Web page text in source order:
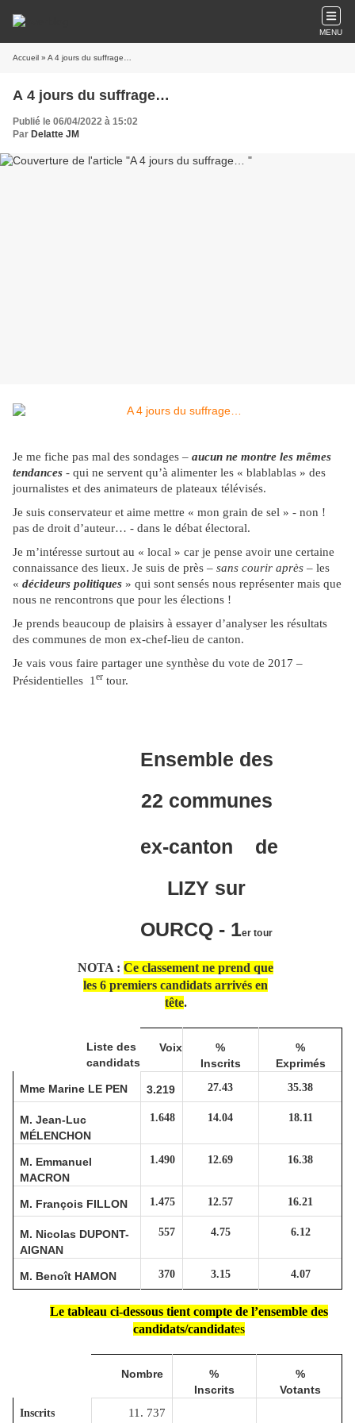
MENU
Accueil » A 4 jours du suffrage…
A 4 jours du suffrage…
Publié le 06/04/2022 à 15:02
Par Delatte JM
Je me fiche pas mal des sondages – aucun ne montre les mêmes
tendances - qui ne servent qu’à alimenter les « blablablas » des
journalistes et des animateurs de plateaux télévisés.
Je suis conservateur et aime mettre « mon grain de sel » - non !
pas de droit d’auteur… - dans le débat électoral.
Je m’intéresse surtout au « local » car je pense avoir une certaine
connaissance des lieux. Je suis de près – sans courir après – les
« décideurs politiques » qui sont sensés nous représenter mais que
nous ne rencontrons que pour les élections !
Je prends beaucoup de plaisirs à essayer d’analyser les résultats
des communes de mon ex-chef-lieu de canton.
Je vais vous faire partager une synthèse du vote de 2017 –
Présidentielles 1 er tour.
Ensemble des
22 communes
ex-canton de
LIZY sur
OURCQ - 1er tour
NOTA : Ce classement ne prend que
les 6 premiers candidats arrivés en
tête.
Liste des
candidats
Voix
%
Inscrits
%
Exprimés
Mme Marine LE PEN
3.219 27.43 35.38
M. Jean-Luc
MÉLENCHON
1.648 14.04 18.11
M. Emmanuel
MACRON
1.490 12.69 16.38
M. François FILLON 1.475 12.57 16.21
M. Nicolas DUPONT-
AIGNAN
557 4.75 6.12
M. Benoît HAMON 370 3.15 4.07
Le tableau ci-dessous tient compte de l’ensemble des
candidats/candidates
Nombre
%
Inscrits
%
Votants
Inscrits 11. 737